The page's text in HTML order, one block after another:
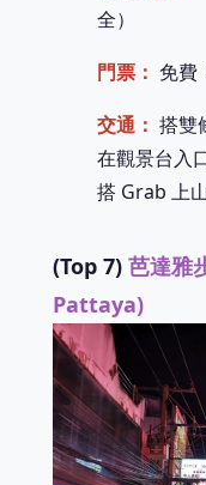
全）
門票： 免費
交通： 搭雙
在觀景台入
搭 Grab 上山
(Top 7) 芭達雅
Pattaya)